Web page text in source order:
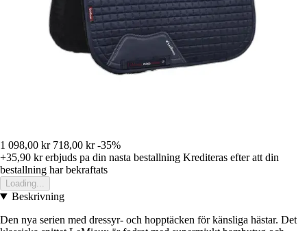
1 098,00 kr 718,00 kr -35%
+35,90 krerbjuds pa din nasta bestallning Krediteras efter att din
bestallning har bekraftats
Loading...
Beskrivning
Den nya serien med dressyr- och hopptäcken för känsliga hästar. Det